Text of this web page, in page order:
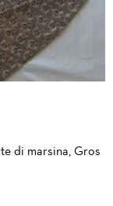
di marsina, Gros